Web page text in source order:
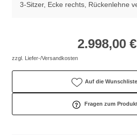
3-Sitzer, Ecke rechts, Rückenlehne
2.998,00
zzgl. Liefer-/Versandkosten
Auf die Wunschliste
Fragen zum